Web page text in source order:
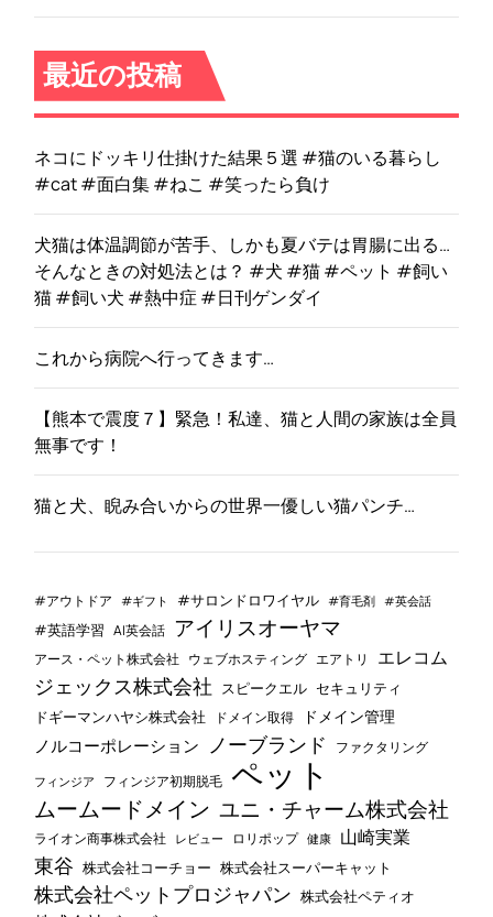
最近の投稿
ネコにドッキリ仕掛けた結果５選 #猫のいる暮らし
#cat #面白集 #ねこ #笑ったら負け
犬猫は体温調節が苦手、しかも夏バテは胃腸に出る…
そんなときの対処法とは？ #犬 #猫 #ペット #飼い
猫 #飼い犬 #熱中症 #日刊ゲンダイ
これから病院へ行ってきます…
【熊本で震度７】緊急！私達、猫と人間の家族は全員
無事です！
猫と犬、睨み合いからの世界一優しい猫パンチ…
#アウトドア #ギフト #サロンドロワイヤル #育毛剤 #英会話
#英語学習 AI英会話 アイリスオーヤマ
アース・ペット株式会社 ウェブホスティング エアトリ エレコム
ジェックス株式会社 スピークエル セキュリティ
ドギーマンハヤシ株式会社 ドメイン取得 ドメイン管理
ノルコーポレーション ノーブランド ファクタリング
フィンジア フィンジア初期脱毛 ペット
ムームードメイン ユニ・チャーム株式会社
ライオン商事株式会社 レビュー ロリポップ 健康 山崎実業
東谷 株式会社コーチョー 株式会社スーパーキャット
株式会社ペットプロジャパン 株式会社ペティオ